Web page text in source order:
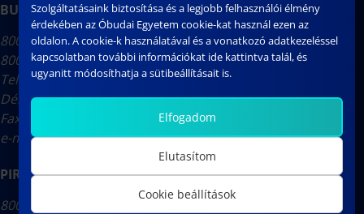
BUDAI ÚTI CAMPUS
8000 Székesfehérvár, Budai út 45. (F és K épület)
8000 Székesfehérvár, Budai út 43. (S és C1 épület)
Tel.: (22) 200-400
Dékáni Titkárság: (22) 200-402
Fax: (22) 200-401
e-mail:titkarsag@amk.uni-obuda.hu
PIROSALMA UTCAI CAMPUS
8000 Székesfehérvár, Pirosalma utca 1-3. (GEO)
Szolgáltatásaink biztosítása és a legjobb felhasználói élmény
érdekében az Óbudai Egyetem cookie-kat használ ezen az
oldalon. A cookie-k használatával és a vonatkozó adatkezeléssel
kapcsolatban további információkat ide kattintva talál, és
ugyanitt módosíthatja a sütibeállításait is.
Elfogadom
Elutasítom
Cookie beállítások